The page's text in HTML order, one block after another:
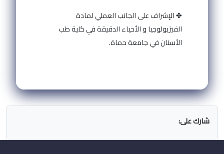
✤ الإشراف على الجانب العملي لمادة
الفيزيولوجيا و الأحياء الدقيقة في كلية طب
الأسنان في جامعة حماة.
شارك على: